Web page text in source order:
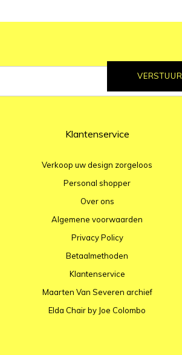
VERSTUUR
Klantenservice
Verkoop uw design zorgeloos
Personal shopper
Over ons
Algemene voorwaarden
Privacy Policy
Betaalmethoden
Klantenservice
Maarten Van Severen archief
Elda Chair by Joe Colombo